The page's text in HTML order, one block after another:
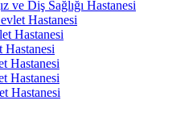
ve Diş Sağlığı Hastanesi
Hastanesi
Hastanesi
Hastanesi
Hastanesi
Hastanesi
Hastanesi